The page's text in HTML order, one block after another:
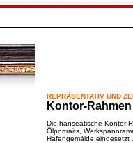
REPRÄSENTATIV UND
Kontor-Rahmen
Die hanseatische Kontor-
Ölportraits,
Hafengemälde eingesetzt